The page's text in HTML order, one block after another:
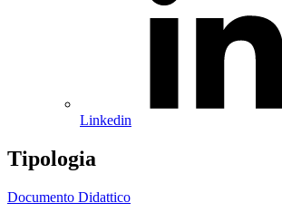
Linkedin
Tipologia
Documento Didattico